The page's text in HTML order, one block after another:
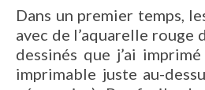
Dans un premier temps,
avec de l’aquarelle rouge
dessinés que j’ai
imprimable juste au-